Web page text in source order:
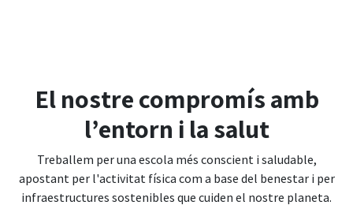
El nostre compromís amb
l’entorn i la salut
Treballem per una escola més conscient i saludable,
apostant per l'activitat física com a base del benestar i per
infraestructures sostenibles que cuiden el nostre planeta.